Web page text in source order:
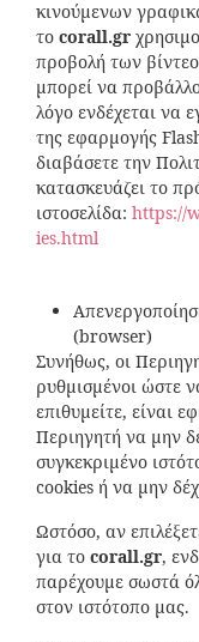
κινούμενων
το corall.gr
προβολή των
μπορεί να
λόγο ενδέχεται να
της εφαρμογής
διαβάσετε την
κατασκευάζει το
ιστοσελίδα: https://
ies.html
(browser)
Συνήθως, οι
ρυθμισμένοι ώστε
επιθυμείτε, είναι
Περιηγητή να μην
συγκεκριμένο
cookies ή να μην
Ωστόσο, αν
για το corall.gr,
παρέχουμε σωστά
στον ιστότοπο μας.